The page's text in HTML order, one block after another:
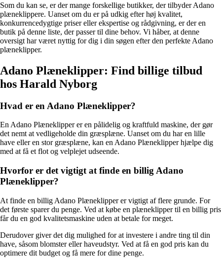
Som du kan se, er der mange forskellige butikker, der tilbyder Adano
plæneklippere. Uanset om du er på udkig efter høj kvalitet,
konkurrencedygtige priser eller ekspertise og rådgivning, er der en
butik på denne liste, der passer til dine behov. Vi håber, at denne
oversigt har været nyttig for dig i din søgen efter den perfekte Adano
plæneklipper.
Adano Plæneklipper: Find billige tilbud
hos Harald Nyborg
Hvad er en Adano Plæneklipper?
En Adano Plæneklipper er en pålidelig og kraftfuld maskine, der gør
det nemt at vedligeholde din græsplæne. Uanset om du har en lille
have eller en stor græsplæne, kan en Adano Plæneklipper hjælpe dig
med at få et flot og velplejet udseende.
Hvorfor er det vigtigt at finde en billig Adano
Plæneklipper?
At finde en billig Adano Plæneklipper er vigtigt af flere grunde. For
det første sparer du penge. Ved at købe en plæneklipper til en billig pris
får du en god kvalitetsmaskine uden at betale for meget.
Derudover giver det dig mulighed for at investere i andre ting til din
have, såsom blomster eller haveudstyr. Ved at få en god pris kan du
optimere dit budget og få mere for dine penge.